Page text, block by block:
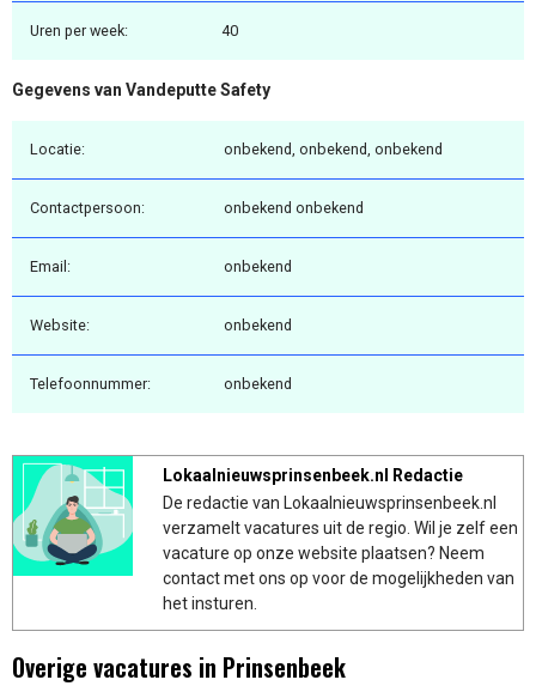
Uren per week: 40
Gegevens van Vandeputte Safety
Locatie: onbekend, onbekend, onbekend
Contactpersoon: onbekend onbekend
Email: onbekend
Website: onbekend
Telefoonnummer: onbekend
Lokaalnieuwsprinsenbeek.nl Redactie
De redactie van Lokaalnieuwsprinsenbeek.nl
verzamelt vacatures uit de regio. Wil je zelf een
vacature op onze website plaatsen? Neem
contact met ons op voor de mogelijkheden van
het insturen.
Overige vacatures in Prinsenbeek